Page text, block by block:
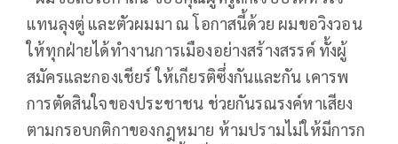
แทนลุงตู่ และตัวผมมา ณ โอกาสนี้ด้วย ผมขอวิงวอน
ให้ทุกฝ่ายได้ทำงานการเมืองอย่างสร้างสรรค์ ทั้งผู้
สมัครและกองเชียร์ ให้เกียรติซึ่งกันและกัน เคารพ
การตัดสินใจของประชาชน ช่วยกันรณรงค์หาเสียง
ตามกรอบกติกาของกฎหมาย ห้ามปรามไม่ให้มีการก